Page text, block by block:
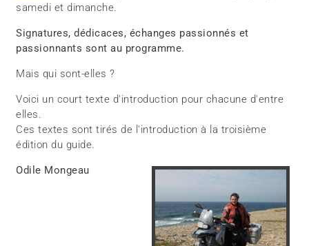
samedi et dimanche.
Signatures, dédicaces, échanges passionnés et
passionnants sont au programme.
Mais qui sont-elles ?
Voici un court texte d'introduction pour chacune d'entre
elles.
Ces textes sont tirés de l'introduction à la troisième
édition du guide.
Odile Mongeau